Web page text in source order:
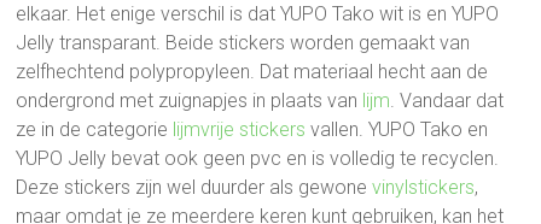
elkaar. Het enige verschil is dat YUPO Tako wit is en YUPO
Jelly transparant. Beide stickers worden gemaakt van
zelfhechtend polypropyleen. Dat materiaal hecht aan de
ondergrond met zuignapjes in plaats van lijm . Vandaar dat
ze in de categorie lijmvrije stickers vallen. YUPO Tako en
YUPO Jelly bevat ook geen pvc en is volledig te recyclen.
Deze stickers zijn wel duurder als gewonevinylstickers,
maar omdat je ze meerdere keren kunt gebruiken, kan het